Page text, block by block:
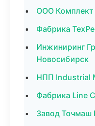
ООО
Фабрика
Инжиниринг
Новосибирск
НПП Industrial
Фабрика Line
Завод Точмаш